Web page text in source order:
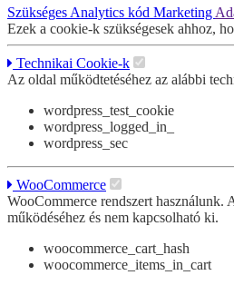
Szükséges Analytics kód Marketing
Ezek a cookie-k szükségesek ahhoz,
Technikai Cookie-k
Az oldal működtetéséhez az alábbi
wordpress_test_cookie
wordpress_logged_in_
wordpress_sec
WooCommerce
WooCommerce rendszert használunk.
működéséhez és nem kapcsolható ki.
woocommerce_cart_hash
woocommerce_items_in_cart